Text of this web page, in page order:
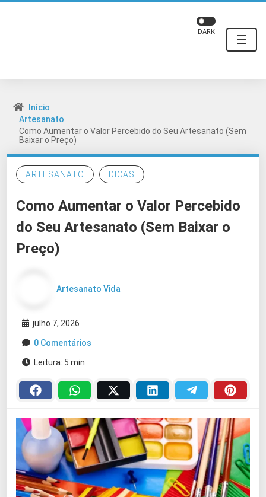
☰
DARK
Início
Artesanato
Como Aumentar o Valor Percebido do Seu Artesanato (Sem
Baixar o Preço)
ARTESANATO DICAS
Como Aumentar o Valor Percebido
do Seu Artesanato (Sem Baixar o
Preço)
Artesanato Vida
julho 7, 2026
0 Comentários
Leitura: 5 min